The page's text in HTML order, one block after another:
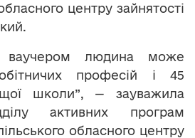
центру зайнятості
ваучером людина може
професій і 45
школи”, — зауважила
активних програм
обласного центру